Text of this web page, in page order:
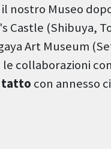
nostro Museo
Castle (Shibuya,
Art Museum
le collaborazioni
tatto con annesso